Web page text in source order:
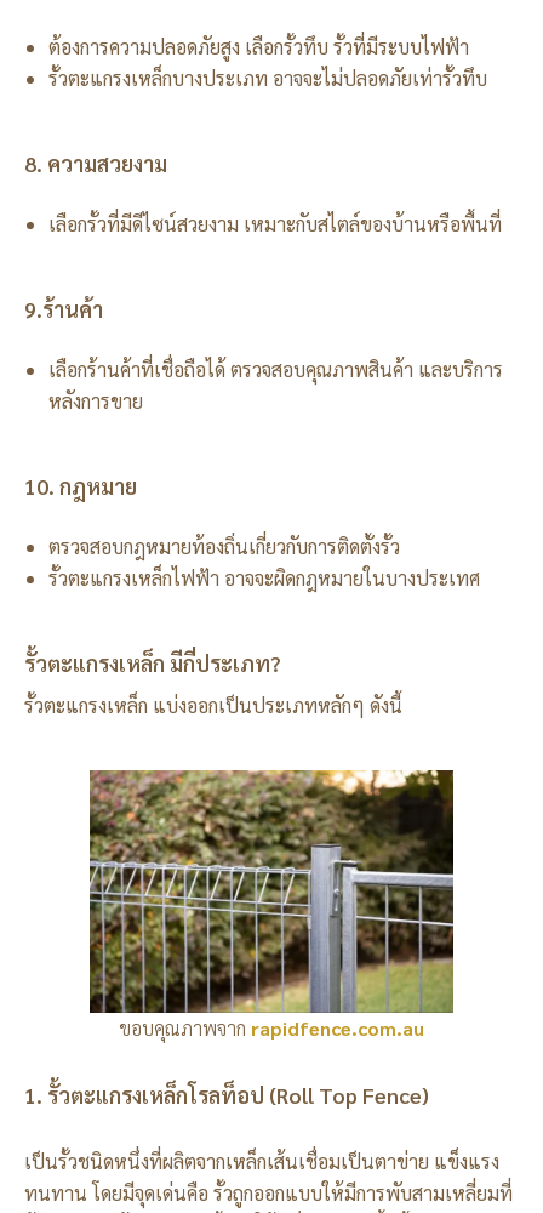
ต้องการความปลอดภัยสูง เลือกรั้วทึบ รั้วที่มีระบบไฟฟ้า
รั้วตะแกรงเหล็กบางประเภท อาจจะไม่ปลอดภัยเท่ารั้วทึบ
8. ความสวยงาม
เลือกรั้วที่มีดีไซน์สวยงาม เหมาะกับสไตล์ของบ้านหรือพื้นที่
9.ร้านค้า
เลือกร้านค้าที่เชื่อถือได้ ตรวจสอบคุณภาพสินค้า และบริการ
หลังการขาย
10. กฎหมาย
ตรวจสอบกฎหมายท้องถิ่นเกี่ยวกับการติดตั้งรั้ว
รั้วตะแกรงเหล็กไฟฟ้า อาจจะผิดกฎหมายในบางประเทศ
รั้วตะแกรงเหล็ก มีกี่ประเภท?
รั้วตะแกรงเหล็ก แบ่งออกเป็นประเภทหลักๆ ดังนี้
ขอบคุณภาพจาก rapidfence.com.au
1. รั้วตะแกรงเหล็กโรลท็อป (Roll Top Fence)
เป็นรั้วชนิดหนึ่งที่ผลิตจากเหล็กเส้นเชื่อมเป็นตาข่าย แข็งแรง
ทนทาน โดยมีจุดเด่นคือ รั้วถูกออกแบบให้มีการพับสามเหลี่ยมที่